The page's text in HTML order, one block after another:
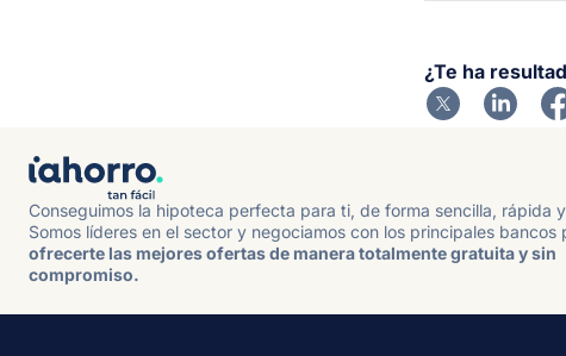
¿Te ha
Conseguimos la hipoteca perfecta para ti, de forma sencilla, rápida
Somos líderes en el sector y negociamos con los principales bancos
ofrecerte las mejores ofertas de manera totalmente gratuita y sin
compromiso.